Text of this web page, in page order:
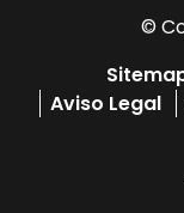
©
Aviso Legal